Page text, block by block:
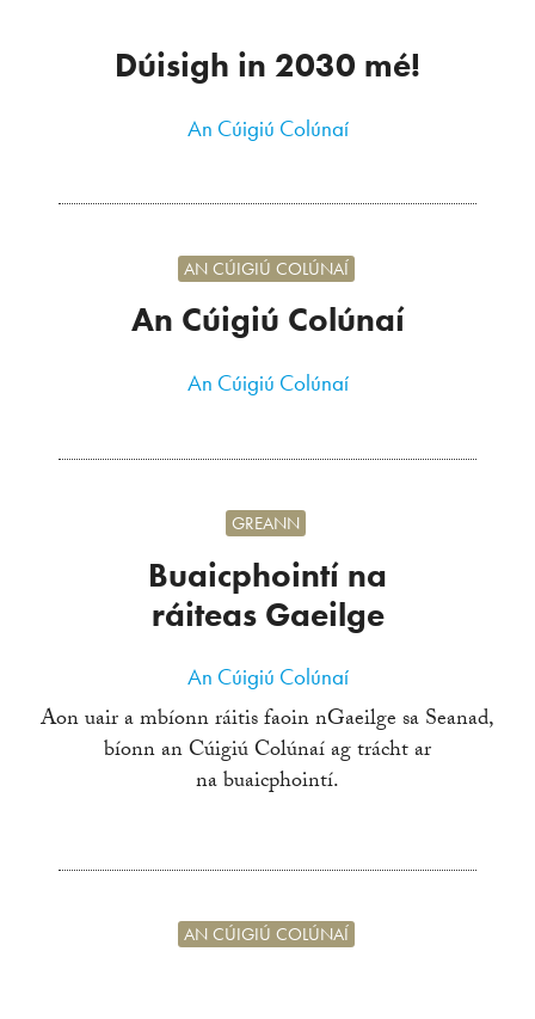
Dúisigh in 2030 mé!
An Cúigiú Colúnaí
An Cúigiú Colúnaí
AN CÚIGIÚ COLÚNAÍ
An Cúigiú Colúnaí
Buaicphointí na
ráiteas Gaeilge
GREANN
An Cúigiú Colúnaí
Aon uair a mbíonn ráitis faoin nGaeilge sa Seanad,
bíonn an Cúigiú Colúnaí ag trácht ar
na buaicphointí.
AN CÚIGIÚ COLÚNAÍ